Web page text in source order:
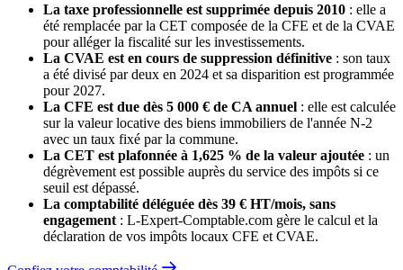
La taxe professionnelle est supprimée depuis 2010 : elle a
été remplacée par la CET composée de la CFE et de la CVAE
pour alléger la fiscalité sur les investissements.
La CVAE est en cours de suppression définitive : son taux
a été divisé par deux en 2024 et sa disparition est programmée
pour 2027.
La CFE est due dès 5 000 € de CA annuel : elle est calculée
sur la valeur locative des biens immobiliers de l'année N-2
avec un taux fixé par la commune.
La CET est plafonnée à 1,625 % de la valeur ajoutée : un
dégrèvement est possible auprès du service des impôts si ce
seuil est dépassé.
La comptabilité déléguée dès 39 € HT/mois, sans
engagement : L-Expert-Comptable.com gère le calcul et la
déclaration de vos impôts locaux CFE et CVAE.